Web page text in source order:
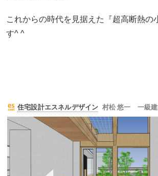
これからの時代を見据えた『超高断熱の
す^ ^